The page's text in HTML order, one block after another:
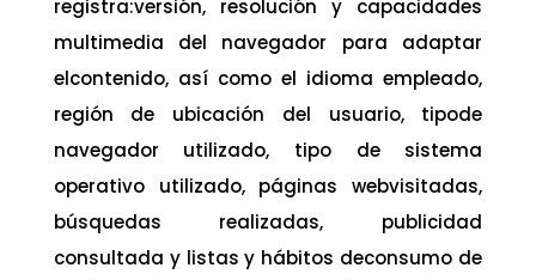
registra:versión, resolución y capacidades
multimedia del navegador para adaptar
elcontenido, así como el idioma empleado,
región de ubicación del usuario, tipode
navegador utilizado, tipo de sistema
operativo utilizado, páginas webvisitadas,
búsquedas realizadas, publicidad
consultada y listas y hábitos deconsumo de